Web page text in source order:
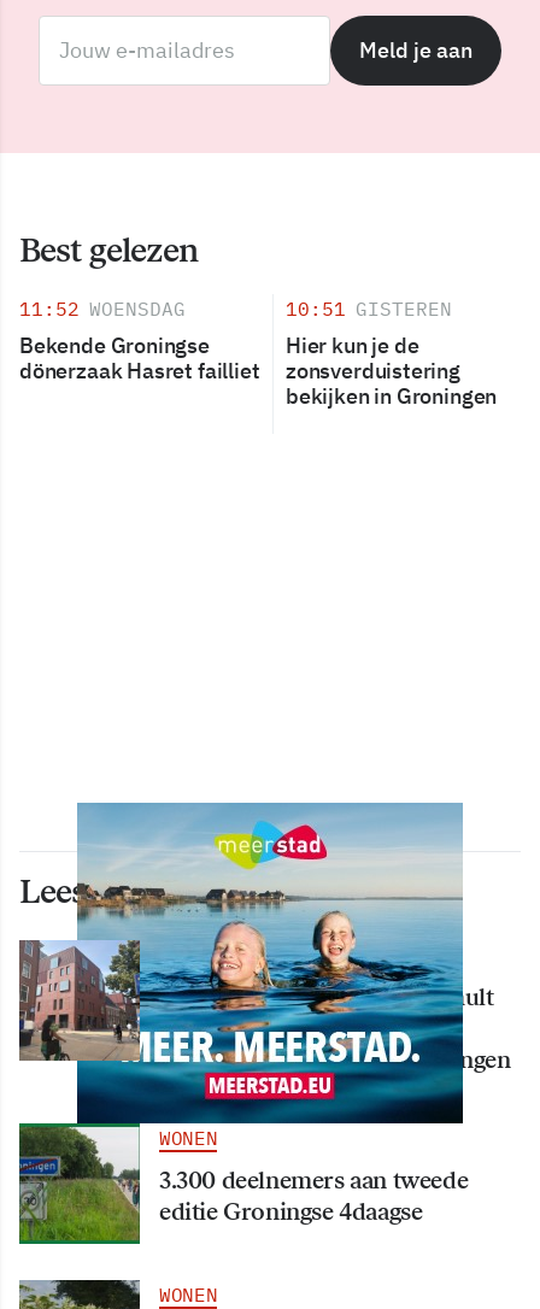
Meld je aan
Best gelezen
11:52 WOENSDAG
Bekende Groningse
dönerzaak Hasret failliet
10:51 GISTEREN
Hier kun je de
zonsverduistering
bekijken in Groningen
Lees ook deze artikelen
WONEN
Nieuw creatief centrum Tumult
bijna klaar: opening eind
september in hart van Groningen
WONEN
3.300 deelnemers aan tweede
editie Groningse 4daagse
WONEN